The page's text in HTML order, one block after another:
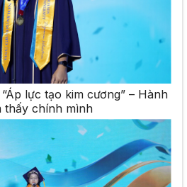
lực tạo kim cương” – Hành
thấy chính mình